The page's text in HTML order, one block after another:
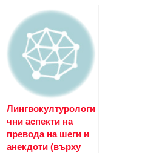
Лингвокултурологи
чни аспекти на
превода на шеги и
анекдоти (върху